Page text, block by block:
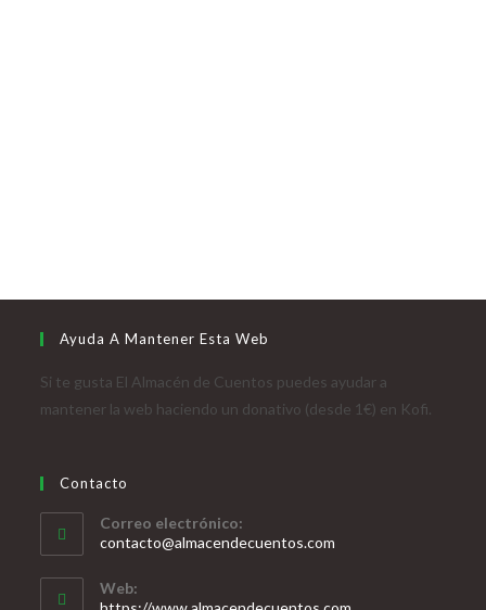
Ayuda A Mantener Esta Web
Si te gusta El Almacén de Cuentos puedes ayudar a
mantener la web haciendo un donativo (desde 1€) en Kofi.
Contacto
Correo electrónico:
contacto@almacendecuentos.com
Web: